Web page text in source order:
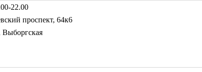
22.00
проспект, 64к6